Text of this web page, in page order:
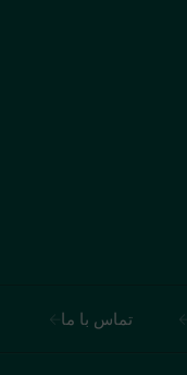
تماس با ما